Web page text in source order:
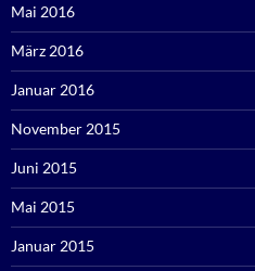
Mai 2016
März 2016
Januar 2016
November 2015
Juni 2015
Mai 2015
Januar 2015